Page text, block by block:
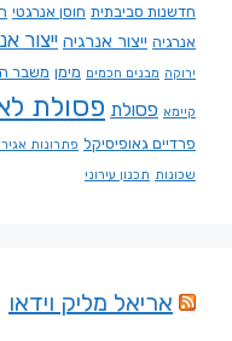
חדשנות סביבתית חוסן אנרגטי
אנרגיה ייצור אנרגיה ייצור
ירוקה מבנים חכמים מימן משבר
קיימא פסולת פסולת
פרדיים גאופיסיקל פתרונות
שכונות תכנון עירוני
אריאל מליק וידאו